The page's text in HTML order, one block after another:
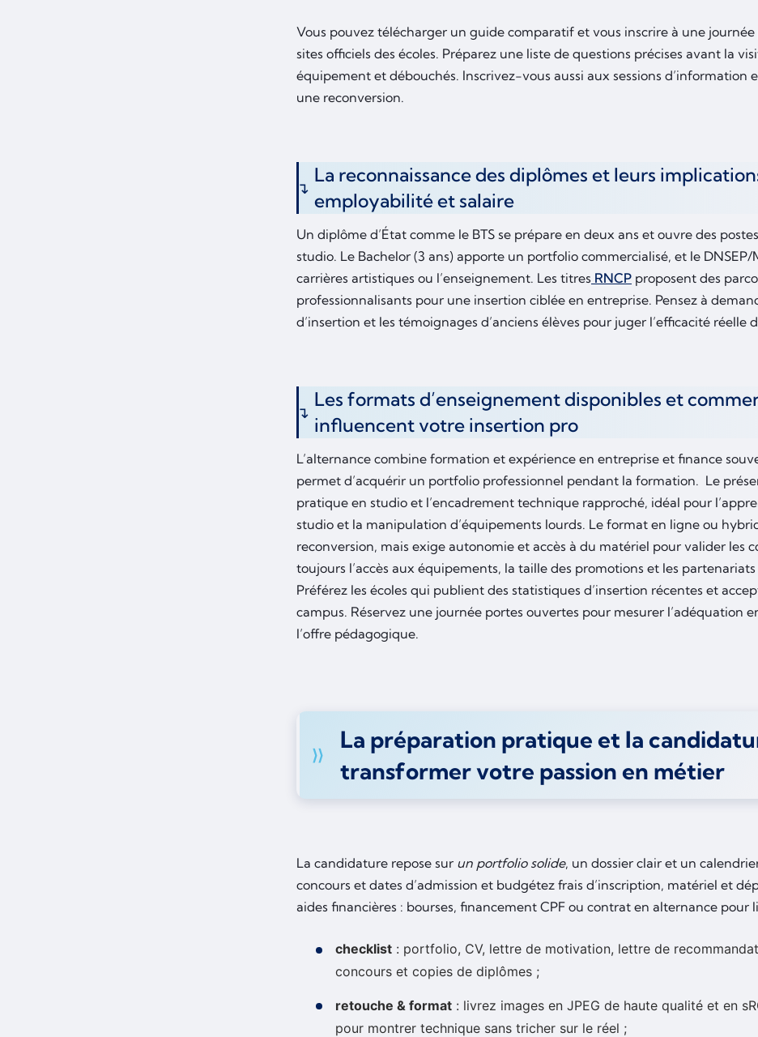
Vous pouvez télécharger un guide comparatif et vous inscrire à une journée
sites officiels des écoles. Préparez une liste de questions précises avant la
équipement et débouchés. Inscrivez-vous aussi aux sessions d’information
une reconversion.
La reconnaissance des diplômes et leurs
employabilité et salaire
Un diplôme d’État comme le BTS se prépare en deux ans et ouvre des
studio. Le Bachelor (3 ans) apporte un portfolio commercialisé, et le DNSEP/
carrières artistiques ou l’enseignement. Les titres RNCP proposent des
professionnalisants pour une insertion ciblée en entreprise. Pensez à
d’insertion et les témoignages d’anciens élèves pour juger l’efficacité réelle
Les formats d’enseignement disponibles et
influencent votre insertion pro
L’alternance combine formation et expérience en entreprise et finance
permet d’acquérir un portfolio professionnel pendant la formation. Le
pratique en studio et l’encadrement technique rapproché, idéal pour
studio et la manipulation d’équipements lourds. Le format en ligne ou
reconversion, mais exige autonomie et accès à du matériel pour valider les
toujours l’accès aux équipements, la taille des promotions et les
Préférez les écoles qui publient des statistiques d’insertion récentes et
campus. Réservez une journée portes ouvertes pour mesurer l’adéquation
l’offre pédagogique.
La préparation pratique et la
transformer votre passion en métier
La candidature repose sur un portfolio solide, un dossier clair et un
concours et dates d’admission et budgétez frais d’inscription, matériel et
aides financières : bourses, financement CPF ou contrat en alternance pour
checklist : portfolio, CV, lettre de motivation, lettre de
concours et copies de diplômes ;
retouche & format : livrez images en JPEG de haute qualité et en
pour montrer technique sans tricher sur le réel ;